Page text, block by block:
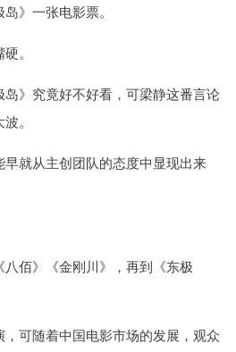
》一张电影票。
。
》究竟好不好看，可梁静这番言论
。
就从主创团队的态度中显现出来
佰》《金刚川》，再到《东极
可随着中国电影市场的发展，观众